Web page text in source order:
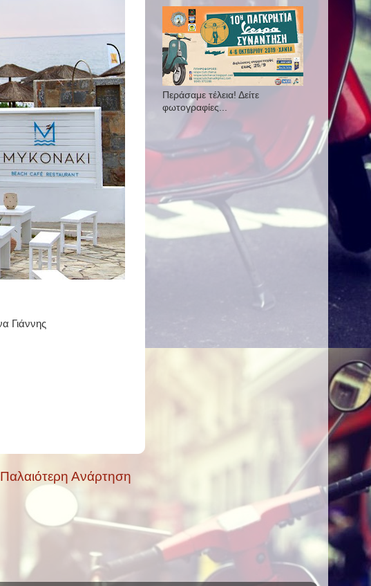
Γιάννης
Παλαιότερη Ανάρτηση
Περάσαμε τέλεια! Δείτε
φωτογραφίες...